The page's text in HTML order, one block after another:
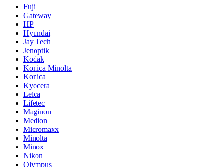
Fuji
Gateway
HP
Hyundai
Jay Tech
Jenoptik
Kodak
Konica Minolta
Konica
Kyocera
Leica
Lifetec
Maginon
Medion
Micromaxx
Minolta
Minox
Nikon
Olympus